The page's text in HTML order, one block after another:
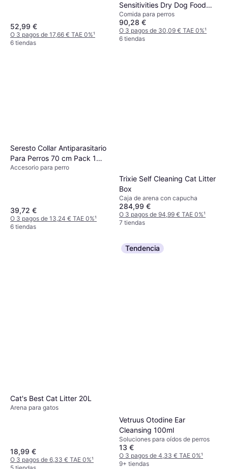
52,99 €
O 3 pagos de 17,66 € TAE 0%¹
6 tiendas
Sensitivities Dry Dog Food
10kg
Comida para perros
90,28 €
O 3 pagos de 30,09 € TAE 0%¹
6 tiendas
Seresto Collar Antiparasitario
Para Perros 70 cm Pack 1
Unidad
Accesorio para perro
39,72 €
O 3 pagos de 13,24 € TAE 0%¹
6 tiendas
Trixie Self Cleaning Cat Litter
Box
Caja de arena con capucha
284,99 €
O 3 pagos de 94,99 € TAE 0%¹
7 tiendas
Cat's Best Cat Litter 20L
Arena para gatos
18,99 €
O 3 pagos de 6,33 € TAE 0%¹
Tendencia
Vetruus Otodine Ear
Cleansing 100ml
Soluciones para oídos de perros
13 €
O 3 pagos de 4,33 € TAE 0%¹
9+ tiendas